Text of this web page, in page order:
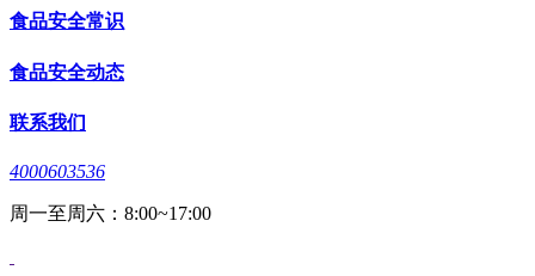
食品安全常识
食品安全动态
联系我们
4000603536
周一至周六：8:00~17:00